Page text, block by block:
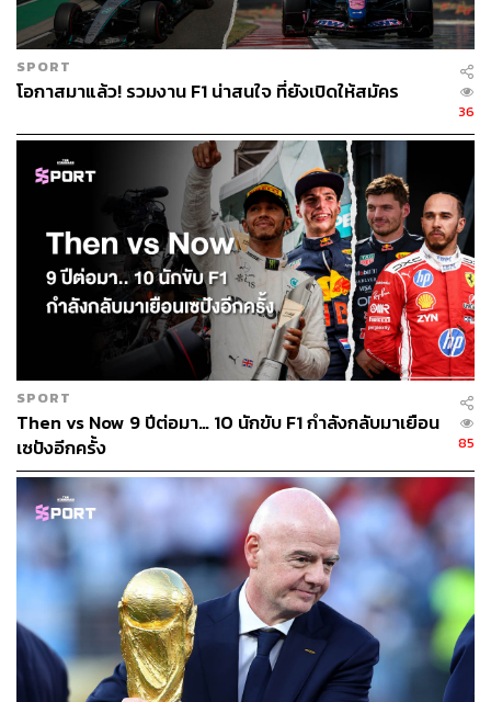
สมัย โดยปัจจุบัน ทีมได้เปลี่ยนมาใช้เครื่องมือที่ทันสมัยอย่าง
ERP (Enterprise Resource Planning) และ PLM (Product
Lifecycle Management) ในการออกแบบและสร้างรถยนต์
นอกจากนี้ ยังมีการเพิ่มประสิทธิภาพการผลิต อย่างการตั้ง
KPIs ภายในที่คนภายนอกอาจไม่เห็น แต่ตัวเลขเหล่านี้บ่งชี้
ว่าโรงงานสามารถออกแบบและผลิตชิ้นส่วนต่างๆ ได้มากขึ้น
ในแต่ละสัปดาห์
ประสิทธิภาพที่เพิ่มขึ้นนี้ ทำให้ทีม มีเงินเหลือมากขึ้นภายใต้
เพดานงบประมาณการทำทีมในแต่ละปี เพื่อนำไปใช้สร้าง
และแก้ไขส่วนอื่นๆ ขององค์กรต่อไป
การร่างระบบทั้งหมดของวาวล์ส เห็นผลอย่างชัดเจน เมื่อทีม
ต้องมีการอัปเกรดรถ ก่อนการแข่งขันที่สปา ในศึกเบลเยียม
กรังด์ปรีซ์
แม้ว่า วิลเลียมส์ จะเริ่มต้นฤดูกาล 2025 ได้อย่างยอดเยี่ยม
และดูเหมือนจะสามารถคว้าอันดับ 5 ในตารางคะแนนสะสม
ได้อย่างแน่นอน แต่การที่ทีมตัดสินใจหันไปให้ความสำคัญกับ
การพัฒนารถสำหรับปี 2026 ก่อนทีมอื่น ทำให้คู่แข่งอย่าง คิก
เซาเบอร์ และ แอสตัน มาร์ติน เริ่มทำผลงานไล่ตามมาทัน
การหันเหความสนใจดังกล่าว ทำให้ทีมเก็บได้เพียง 8 คะแนน
จาก 5 สนาม ก่อนเข้าสู่เบลเยียมกรังด์ปรีซ์ ที่สปา
SPORT
โอกาสมาแล้ว! รวมงาน F1 น่าสนใจ ที่ยังเปิดให้สมัคร
36
SPORT
Then vs Now 9 ปีต่อมา… 10 นักขับ F1 กำลังกลับมาเยือน
เซปังอีกครั้ง
85